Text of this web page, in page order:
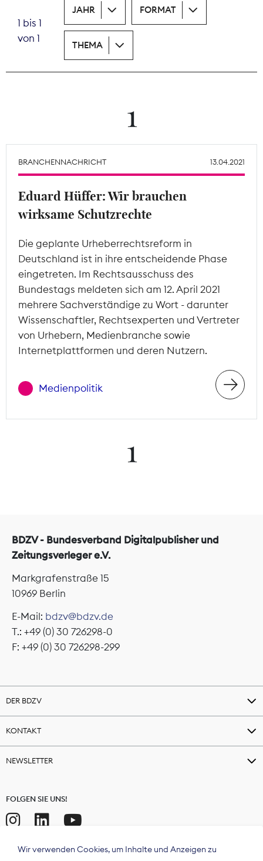
Print
Wächterpreis
Mitgliederbereich
1 bis 1
von 1
JAHR FORMAT
THEMA
1
BRANCHENNACHRICHT 13.04.2021
Eduard Hüffer: Wir brauchen
wirksame Schutzrechte
Die geplante Urheberrechtsreform in
Deutschland ist in ihre entscheidende Phase
eingetreten. Im Rechtsausschuss des
Bundestags meldeten sich am 12. April 2021
mehrere Sachverständige zu Wort - darunter
Wissenschaftler, Rechtsexperten und Vertreter
von Urhebern, Medienbranche sowie
Internetplattformen und deren Nutzern.
Medienpolitik
1
BDZV - Bundesverband Digitalpublisher und
Zeitungsverleger e.V.
Markgrafenstraße 15
10969 Berlin
E-Mail: bdzv@bdzv.de
T.: +49 (0) 30 726298-0
F: +49 (0) 30 726298-299
DER BDZV
KONTAKT
NEWSLETTER
FOLGEN SIE UNS!
Wir verwenden Cookies, um Inhalte und Anzeigen zu